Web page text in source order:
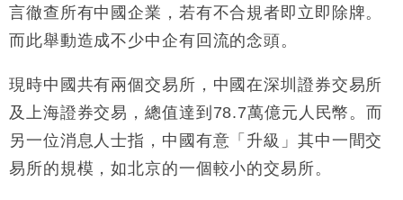
言徹查所有中國企業，若有不合規者即立即除牌。
而此舉動造成不少中企有回流的念頭。
現時中國共有兩個交易所，中國在深圳證券交易所
及上海證券交易，總值達到78.7萬億元人民幣。而
另一位消息人士指，中國有意「升級」其中一間交
易所的規模，如北京的一個較小的交易所。